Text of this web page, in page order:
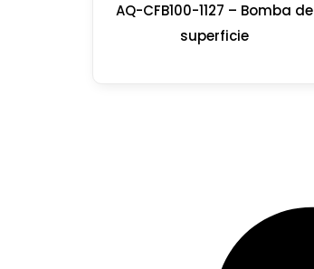
AQ-CFB100-1127 – Bomba de
superficie